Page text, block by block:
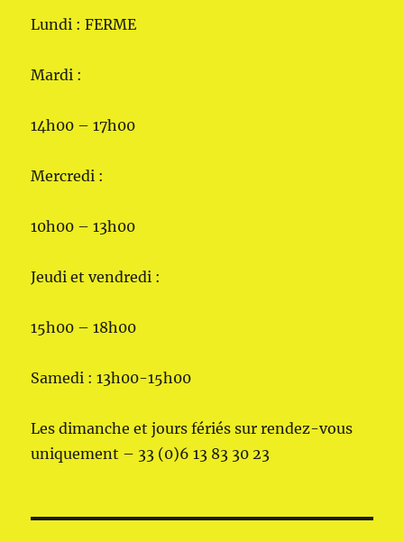
Lundi : FERME
Mardi :
14h00 – 17h00
Mercredi :
10h00 – 13h00
Jeudi et vendredi :
15h00 – 18h00
Samedi : 13h00-15h00
Les dimanche et jours fériés sur rendez-vous
uniquement – 33 (0)6 13 83 30 23